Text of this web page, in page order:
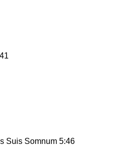
Suis Somnum 5:46